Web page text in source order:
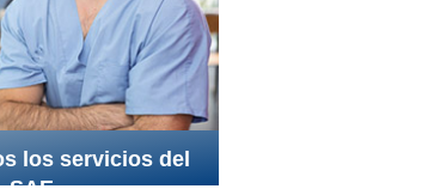
los servicios del
SAE